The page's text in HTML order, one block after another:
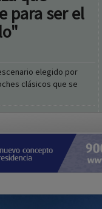
elegido por
clásicos que se